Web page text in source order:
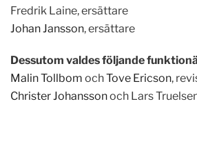
Fredrik Laine, ersättare
Johan Jansson, ersättare
Dessutom valdes följande
Malin Tollbom ochTove Ericson,
Christer Johanssonoch Lars